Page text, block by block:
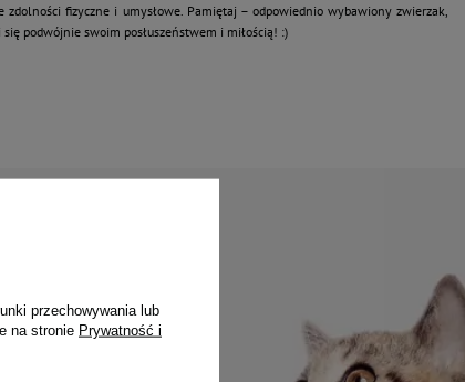
zdolności fizyczne i umysłowe. Pamiętaj – odpowiednio wybawiony zwierzak,
się podwójnie swoim posłuszeństwem i miłością! :)
przechowywania lub
na stronie Prywatność i